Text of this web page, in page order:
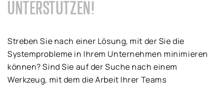
UNTERSTÜTZEN!
Streben Sie nach einer Lösung, mit der Sie die
Systemprobleme in Ihrem Unternehmen minimieren
können? Sind Sie auf der Suche nach einem
Werkzeug, mit dem die Arbeit Ihrer Teams